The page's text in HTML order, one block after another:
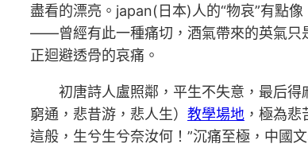
盡看的漂亮。japan(日本)人的“物哀”有點
——曾經有此一種痛切，酒氣帶來的英氣只
正迴避透骨的哀痛。
初唐詩人盧照鄰，平生不失意，最后
窮通，悲昔游，悲人生） 教學場地 ，極為
這般，生兮生兮奈汝何！”沉痛至極，中國